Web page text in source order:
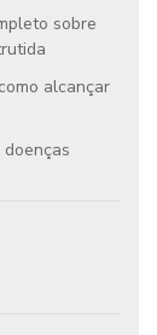
sobre
alcançar